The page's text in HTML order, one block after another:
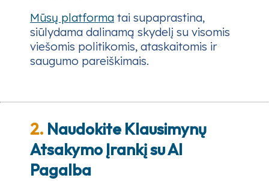
Mūsų platforma tai supaprastina,
siūlydama dalinamą skydelį su visomis
viešomis politikomis, ataskaitomis ir
saugumo pareiškimais.
2. Naudokite Klausimynų
Atsakymo Įrankį su AI
Pagalba